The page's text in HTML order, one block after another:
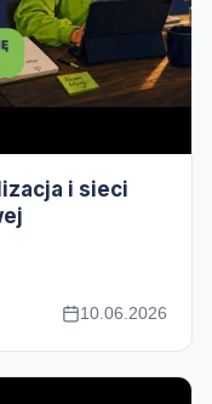
i sieci
10.06.2026